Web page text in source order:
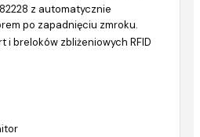
z automatycznie
po zapadnięciu zmroku.
breloków zbliżeniowych RFID